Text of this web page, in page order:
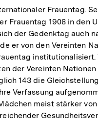
Frauentag.
Frauentag 1908 in den
der Gedenktag auch
er von den Vereinten
institutionalisiert.
der Vereinten
143 die
Verfassung
meist stärker